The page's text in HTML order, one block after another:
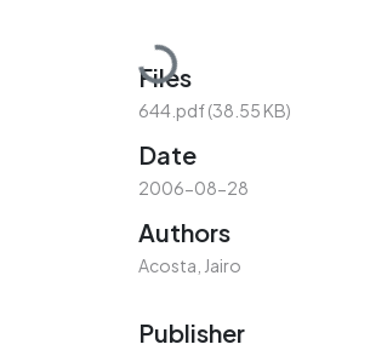
Loading...
Files
644.pdf(38.55 KB)
Date
2006-08-28
Authors
Acosta, Jairo
Publisher